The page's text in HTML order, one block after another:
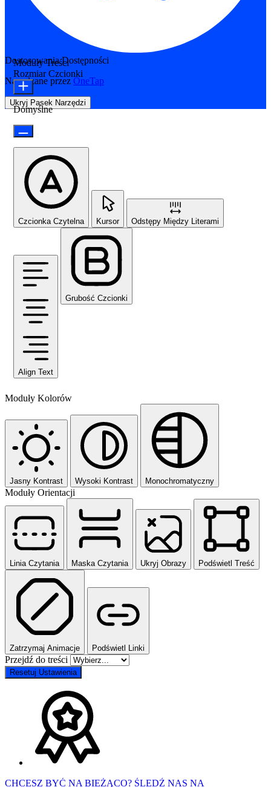
Dostosowania Dostępności
Napędzane przez OneTap
Ukryj Pasek Narzędzi
Moduły Treści
Rozmiar Czcionki
Domyślne
Czcionka Czytelna Kursor Odstępy Między Literami
Align Text
Grubość Czcionki
Moduły Kolorów
Jasny Kontrast Wysoki Kontrast Monochromatyczny
Moduły Orientacji
Linia Czytania Maska Czytania Ukryj Obrazy Podświetl Treść
Zatrzymaj Animacje Podświetl Linki
Przejdź do treści
Resetuj Ustawienia
CHCESZ BYĆ NA BIEŻĄCO? ŚLEDŹ NAS NA